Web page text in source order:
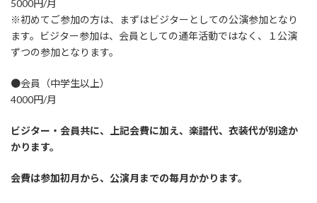
5000円/月
※初めてご参加の方は、まずはビジターとしての公演参加となり
ます。ビジター参加は、会員としての通年活動ではなく、１公演
ずつの参加となります。
●会員（中学生以上）
4000円/月
ビジター・会員共に、上記会費に加え、楽譜代、衣装代が別途か
かります。
会費は参加初月から、公演月までの毎月かかります。